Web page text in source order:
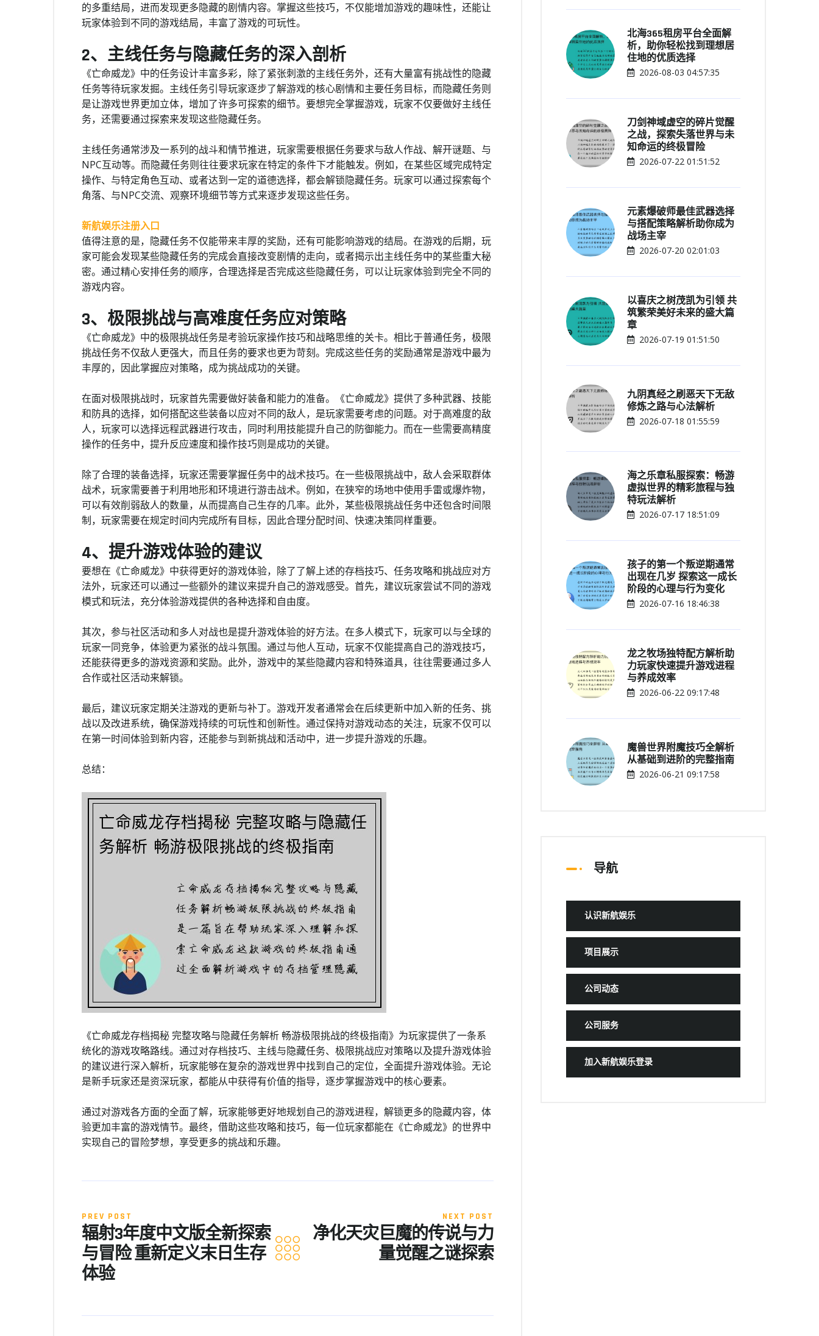
的多重结局，进而发现更多隐藏的剧情内容。掌握这些技巧，不仅能增加游戏的趣味性，还能让
玩家体验到不同的游戏结局，丰富了游戏的可玩性。
2、主线任务与隐藏任务的深入剖析
《亡命威龙》中的任务设计丰富多彩，除了紧张刺激的主线任务外，还有大量富有挑战性的隐藏
任务等待玩家发掘。主线任务引导玩家逐步了解游戏的核心剧情和主要任务目标，而隐藏任务则
是让游戏世界更加立体，增加了许多可探索的细节。要想完全掌握游戏，玩家不仅要做好主线任
务，还需要通过探索来发现这些隐藏任务。
主线任务通常涉及一系列的战斗和情节推进，玩家需要根据任务要求与敌人作战、解开谜题、与
NPC互动等。而隐藏任务则往往要求玩家在特定的条件下才能触发。例如，在某些区域完成特定
操作、与特定角色互动、或者达到一定的道德选择，都会解锁隐藏任务。玩家可以通过探索每个
角落、与NPC交流、观察环境细节等方式来逐步发现这些任务。
新航娱乐注册入口
值得注意的是，隐藏任务不仅能带来丰厚的奖励，还有可能影响游戏的结局。在游戏的后期，玩
家可能会发现某些隐藏任务的完成会直接改变剧情的走向，或者揭示出主线任务中的某些重大秘
密。通过精心安排任务的顺序，合理选择是否完成这些隐藏任务，可以让玩家体验到完全不同的
游戏内容。
3、极限挑战与高难度任务应对策略
《亡命威龙》中的极限挑战任务是考验玩家操作技巧和战略思维的关卡。相比于普通任务，极限
挑战任务不仅敌人更强大，而且任务的要求也更为苛刻。完成这些任务的奖励通常是游戏中最为
丰厚的，因此掌握应对策略，成为挑战成功的关键。
在面对极限挑战时，玩家首先需要做好装备和能力的准备。《亡命威龙》提供了多种武器、技能
和防具的选择，如何搭配这些装备以应对不同的敌人，是玩家需要考虑的问题。对于高难度的敌
人，玩家可以选择远程武器进行攻击，同时利用技能提升自己的防御能力。而在一些需要高精度
操作的任务中，提升反应速度和操作技巧则是成功的关键。
除了合理的装备选择，玩家还需要掌握任务中的战术技巧。在一些极限挑战中，敌人会采取群体
战术，玩家需要善于利用地形和环境进行游击战术。例如，在狭窄的场地中使用手雷或爆炸物，
可以有效削弱敌人的数量，从而提高自己生存的几率。此外，某些极限挑战任务中还包含时间限
制，玩家需要在规定时间内完成所有目标，因此合理分配时间、快速决策同样重要。
4、提升游戏体验的建议
要想在《亡命威龙》中获得更好的游戏体验，除了了解上述的存档技巧、任务攻略和挑战应对方
法外，玩家还可以通过一些额外的建议来提升自己的游戏感受。首先，建议玩家尝试不同的游戏
模式和玩法，充分体验游戏提供的各种选择和自由度。
其次，参与社区活动和多人对战也是提升游戏体验的好方法。在多人模式下，玩家可以与全球的
玩家一同竞争，体验更为紧张的战斗氛围。通过与他人互动，玩家不仅能提高自己的游戏技巧，
还能获得更多的游戏资源和奖励。此外，游戏中的某些隐藏内容和特殊道具，往往需要通过多人
合作或社区活动来解锁。
最后，建议玩家定期关注游戏的更新与补丁。游戏开发者通常会在后续更新中加入新的任务、挑
战以及改进系统，确保游戏持续的可玩性和创新性。通过保持对游戏动态的关注，玩家不仅可以
在第一时间体验到新内容，还能参与到新挑战和活动中，进一步提升游戏的乐趣。
总结：
《亡命威龙存档揭秘 完整攻略与隐藏任务解析 畅游极限挑战的终极指南》为玩家提供了一条系
统化的游戏攻略路线。通过对存档技巧、主线与隐藏任务、极限挑战应对策略以及提升游戏体验
的建议进行深入解析，玩家能够在复杂的游戏世界中找到自己的定位，全面提升游戏体验。无论
是新手玩家还是资深玩家，都能从中获得有价值的指导，逐步掌握游戏中的核心要素。
通过对游戏各方面的全面了解，玩家能够更好地规划自己的游戏进程，解锁更多的隐藏内容，体
验更加丰富的游戏情节。最终，借助这些攻略和技巧，每一位玩家都能在《亡命威龙》的世界中
实现自己的冒险梦想，享受更多的挑战和乐趣。
PREV POST
辐射3年度中文版全新探索
与冒险 重新定义末日生存
体验
NEXT POST
净化天灾巨魔的传说与力
量觉醒之谜探索
北海365租房平台全面解
析，助你轻松找到理想居
住地的优质选择
2026-08-03 04:57:35
刀剑神域虚空的碎片觉醒
之战，探索失落世界与未
知命运的终极冒险
2026-07-22 01:51:52
元素爆破师最佳武器选择
与搭配策略解析助你成为
战场主宰
2026-07-20 02:01:03
以喜庆之树茂凯为引领 共
筑繁荣美好未来的盛大篇
章
2026-07-19 01:51:50
九阴真经之刷恶天下无敌
修炼之路与心法解析
2026-07-18 01:55:59
海之乐章私服探索：畅游
虚拟世界的精彩旅程与独
特玩法解析
2026-07-17 18:51:09
孩子的第一个叛逆期通常
出现在几岁 探索这一成长
阶段的心理与行为变化
2026-07-16 18:46:38
龙之牧场独特配方解析助
力玩家快速提升游戏进程
与养成效率
2026-06-22 09:17:48
魔兽世界附魔技巧全解析
从基础到进阶的完整指南
2026-06-21 09:17:58
导航
认识新航娱乐
项目展示
公司动态
公司服务
加入新航娱乐登录